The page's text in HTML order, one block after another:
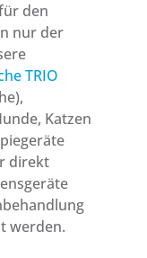
den
nur der
TRIO
Katzen
direkt
werden.